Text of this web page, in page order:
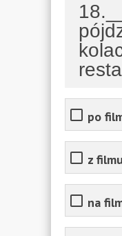
po
z filmu
na